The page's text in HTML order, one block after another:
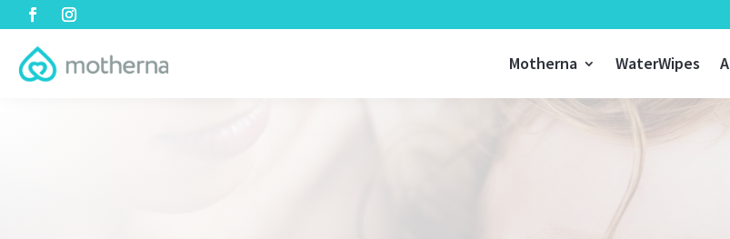
Motherna WaterWipes